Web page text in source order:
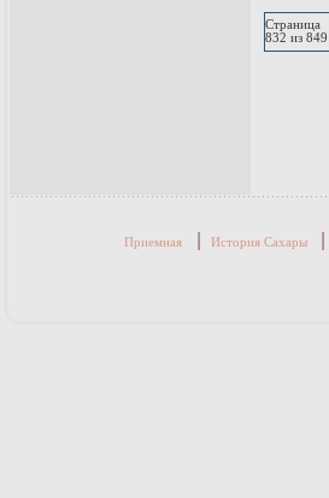
Страница
832 из 849
Приемная | История Сахары |